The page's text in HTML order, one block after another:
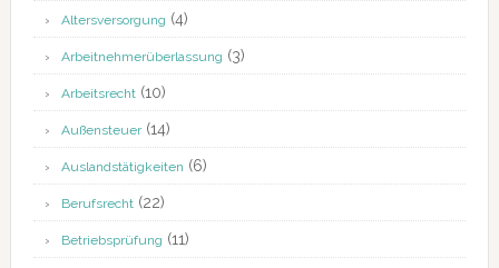
Altersversorgung (4)
Arbeitnehmerüberlassung (3)
Arbeitsrecht(10)
Außensteuer(14)
Auslandstätigkeiten (6)
Berufsrecht(22)
Betriebsprüfung (11)